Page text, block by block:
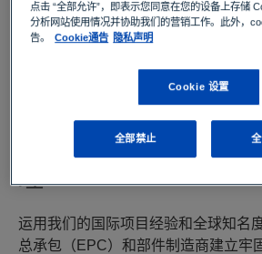
要。安排一名独立的业主工程师参与
国际标准开展，从而降低赔偿责任风
其他方面的控制，这也有助于降低项
TÜV南德帮助优化发
理
运用我们的国际项目经验和全球知名
总承包（EPC）和部件制造商建立牢
点击 “全部允许”，即表示您同意在您的设备上存储
分析网站使用情况并协助我们的营销工作。此外，
告。
Cookie通告 隐私声明
Cookie 设置
全部禁止